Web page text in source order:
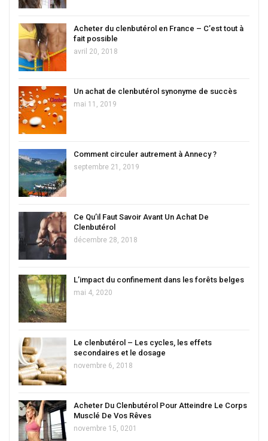
Acheter du clenbutérol en France – C’est tout à
fait possible
avril 20, 2018
Un achat de clenbutérol synonyme de succès
mai 11, 2019
Comment circuler autrement à Annecy ?
septembre 21, 2019
Ce Qu’il Faut Savoir Avant Un Achat De
Clenbutérol
décembre 28, 2018
L’impact du confinement dans les forêts belges
mai 4, 2020
Le clenbutérol – Les cycles, les effets
secondaires et le dosage
novembre 6, 2018
Acheter Du Clenbutérol Pour Atteindre Le Corps
Musclé De Vos Rêves
novembre 15, 0201